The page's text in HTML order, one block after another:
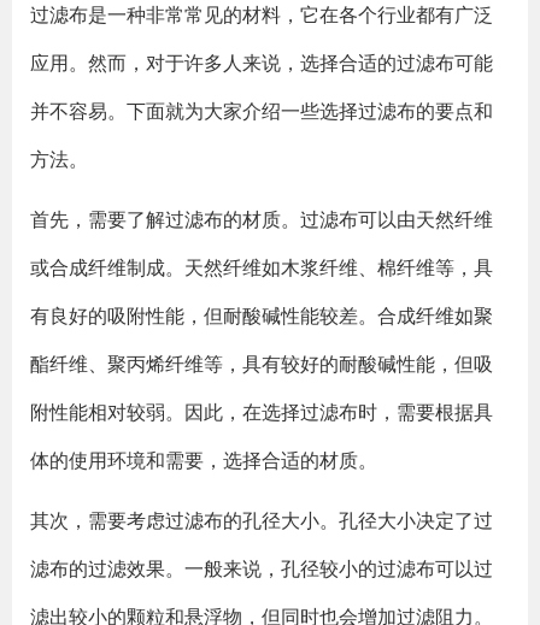
过滤布是一种非常常见的材料，它在各个行业都有广泛
应用。然而，对于许多人来说，选择合适的过滤布可能
并不容易。下面就为大家介绍一些选择过滤布的要点和
方法。
首先，需要了解过滤布的材质。过滤布可以由天然纤维
或合成纤维制成。天然纤维如木浆纤维、棉纤维等，具
有良好的吸附性能，但耐酸碱性能较差。合成纤维如聚
酯纤维、聚丙烯纤维等，具有较好的耐酸碱性能，但吸
附性能相对较弱。因此，在选择过滤布时，需要根据具
体的使用环境和需要，选择合适的材质。
其次，需要考虑过滤布的孔径大小。孔径大小决定了过
滤布的过滤效果。一般来说，孔径较小的过滤布可以过
滤出较小的颗粒和悬浮物，但同时也会增加过滤阻力。